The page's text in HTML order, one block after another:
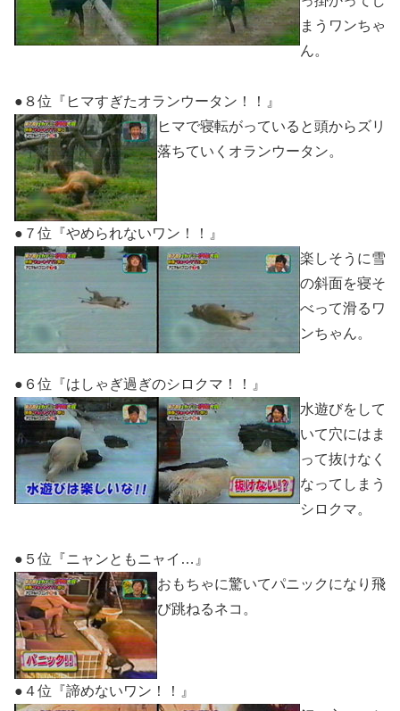
まうワンちゃ
ん。
●８位『ヒマすぎたオランウータン！！』
ヒマで寝転がっていると頭からズリ
落ちていくオランウータン。
●７位『やめられないワン！！』
楽しそうに雪
の斜面を寝そ
べって滑るワ
ンちゃん。
●６位『はしゃぎ過ぎのシロクマ！！』
水遊びをして
いて穴にはま
って抜けなく
なってしまう
シロクマ。
●５位『ニャンともニャイ…』
おもちゃに驚いてパニックになり飛
び跳ねるネコ。
●４位『諦めないワン！！』